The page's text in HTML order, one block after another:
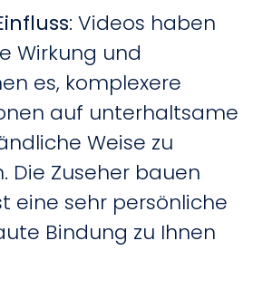
: Videos haben
Wirkung und
es, komplexere
auf unterhaltsame
Weise zu
Die Zuseher bauen
eine sehr persönliche
Bindung zu Ihnen